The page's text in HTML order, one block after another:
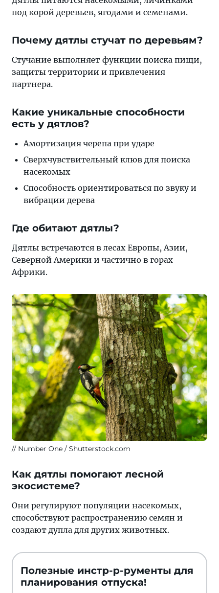
под корой деревьев, ягодами и семенами.
Почему дятлы стучат по деревьям?
Стучание выполняет функции поиска пищи,
защиты территории и привлечения
партнера.
Какие уникальные способности
есть у дятлов?
Амортизация черепа при ударе
Сверхчувствительный клюв для поиска
насекомых
Способность ориентироваться по звуку и
вибрации дерева
Где обитают дятлы?
Дятлы встречаются в лесах Европы, Азии,
Северной Америки и частично в горах
Африки.
Number One / Shutterstock.com
Как дятлы помогают лесной
экосистеме?
Они регулируют популяции насекомых,
способствуют распространению семян и
создают дупла для других животных.
Полезные инстр-р-рументы для
планирования отпуска!